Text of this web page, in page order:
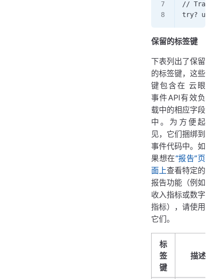
// Track
try?
保留的标签键
下表列出了保留
的标签键，这些
键包含在 云眼
事件API有效负
载中的相应字段
中。为方便起
见，它们捆绑到
事件代码中。如
果想在“报告”页
面上查看特定的
报告功能（例如
收入指标或数字
指标），请使用
它们。
标
签
键
描述